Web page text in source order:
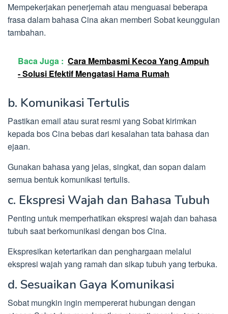
Mempekerjakan penerjemah atau menguasai beberapa
frasa dalam bahasa Cina akan memberi Sobat keunggulan
tambahan.
Baca Juga : Cara Membasmi Kecoa Yang Ampuh
- Solusi Efektif Mengatasi Hama Rumah
b. Komunikasi Tertulis
Pastikan email atau surat resmi yang Sobat kirimkan
kepada bos Cina bebas dari kesalahan tata bahasa dan
ejaan.
Gunakan bahasa yang jelas, singkat, dan sopan dalam
semua bentuk komunikasi tertulis.
c. Ekspresi Wajah dan Bahasa Tubuh
Penting untuk memperhatikan ekspresi wajah dan bahasa
tubuh saat berkomunikasi dengan bos Cina.
Ekspresikan ketertarikan dan penghargaan melalui
ekspresi wajah yang ramah dan sikap tubuh yang terbuka.
d. Sesuaikan Gaya Komunikasi
Sobat mungkin ingin mempererat hubungan dengan